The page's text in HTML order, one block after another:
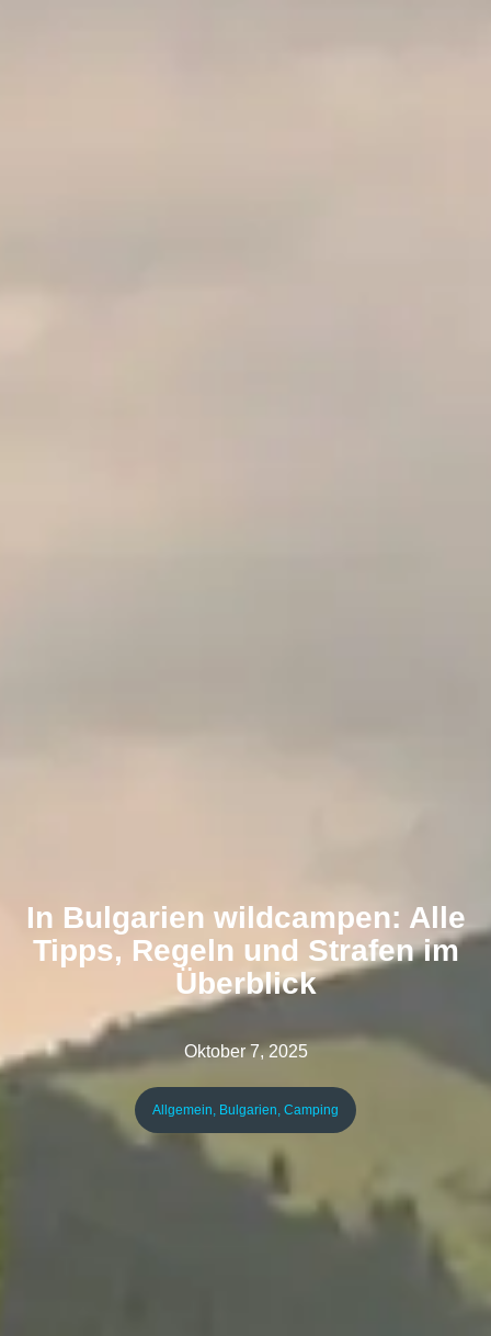
In Bulgarien wildcampen: Alle
Tipps, Regeln und Strafen im
Überblick
Oktober 7, 2025
Allgemein, Bulgarien, Camping